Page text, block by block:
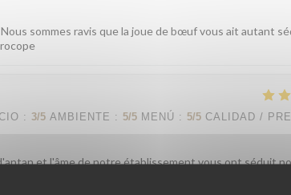
sommes ravis que la joue de bœuf vous ait autant
: 3/5 AMBIENTE : 5/5 MENÚ : 5/5 CALIDAD /
et l'âme de notre établissement vous ont séduit
bonne note. À très bientôt ! L'équipe du Procope